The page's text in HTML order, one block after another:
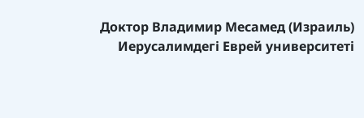
Доктор Владимир Месамед (Израиль)
Иерусалимдегі Еврей университеті